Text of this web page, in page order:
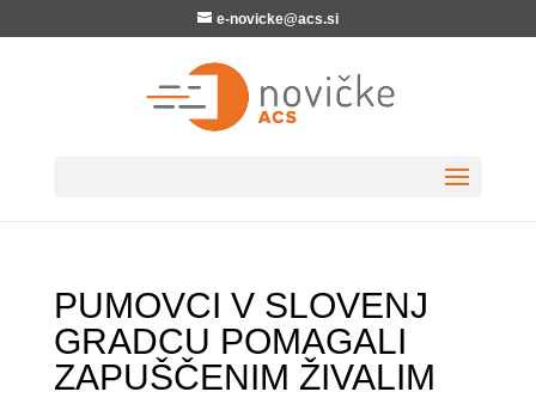
e-novicke@acs.si
PUMOVCI V SLOVENJ
GRADCU POMAGALI
ZAPUŠČENIM ŽIVALIM